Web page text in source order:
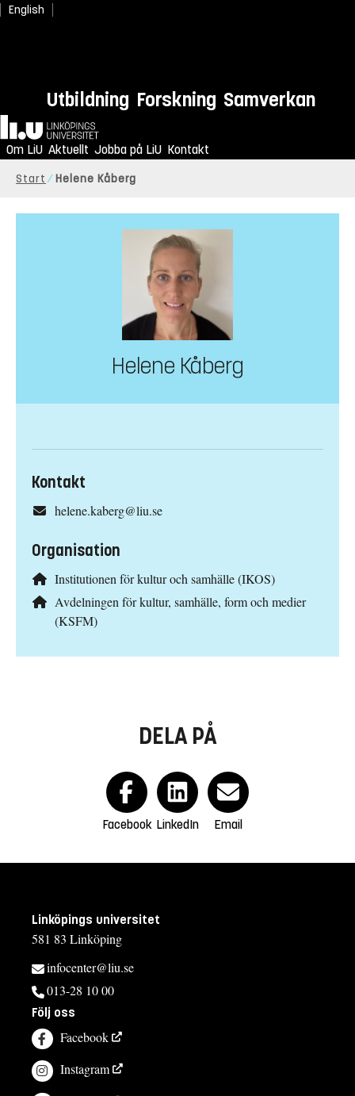
English
Utbildning Forskning Samverkan
Hem
Om LiU Aktuellt Jobba på LiU Kontakt
Start Helene Kåberg
Helene Kåberg
Kontakt
helene.kaberg@liu.se
Organisation
Institutionen för kultur och samhälle (IKOS)
Avdelningen för kultur, samhälle, form och medier
(KSFM)
DELA PÅ
Facebook LinkedIn Email
Linköpings universitet
581 83 Linköping
infocenter@liu.se
013-28 10 00
Följ oss
Facebook
Instagram